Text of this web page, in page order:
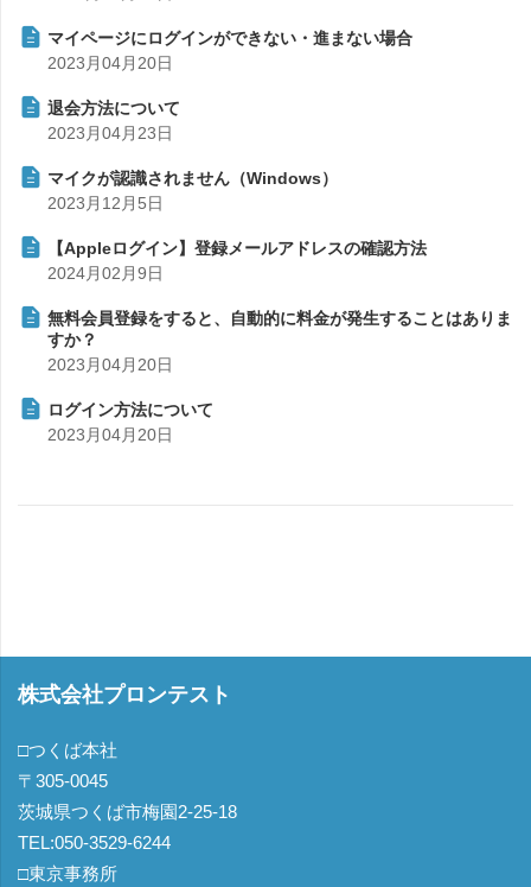
マイページにログインができない・進まない場合
2023月04月20日
退会方法について
2023月04月23日
マイクが認識されません（Windows）
2023月12月5日
【Appleログイン】登録メールアドレスの確認方法
2024月02月9日
無料会員登録をすると、自動的に料金が発生することはありま
すか？
2023月04月20日
ログイン方法について
2023月04月20日
株式会社プロンテスト
□つくば本社
〒305-0045
茨城県つくば市梅園2-25-18
TEL:050-3529-6244
□東京事務所